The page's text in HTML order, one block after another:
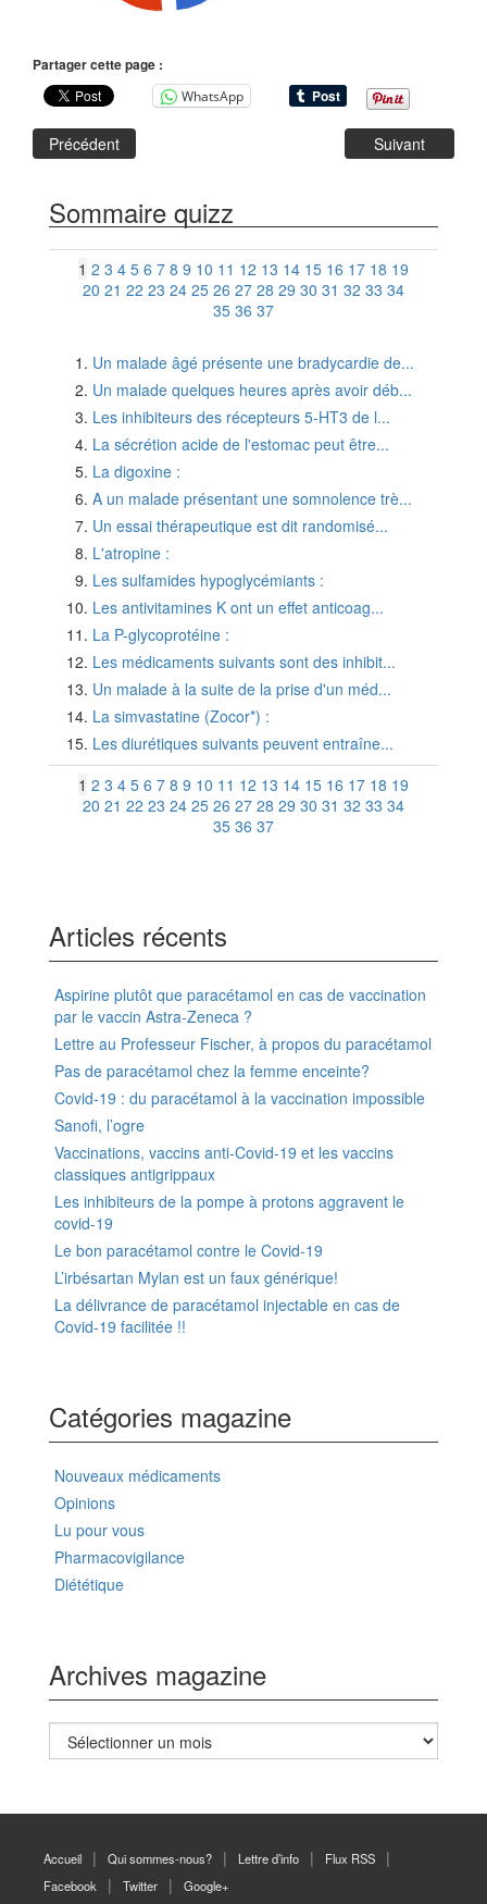
Partager cette page :
WhatsApp
Précédent Suivant
Sommaire quizz
1 2 3 4 5 6 7 8 9 10 11 12 13 14 15 16 17 18 19
20 21 22 23 24 25 26 27 28 29 30 31 32 33 34
35 36 37
Un malade âgé présente une bradycardie de...
Un malade quelques heures après avoir déb...
Les inhibiteurs des récepteurs 5-HT3 de l...
La sécrétion acide de l'estomac peut être...
La digoxine :
A un malade présentant une somnolence trè...
Un essai thérapeutique est dit randomisé...
L'atropine :
Les sulfamides hypoglycémiants :
Les antivitamines K ont un effet anticoag...
La P-glycoprotéine :
Les médicaments suivants sont des inhibit...
Un malade à la suite de la prise d'un méd...
La simvastatine (Zocor*) :
Les diurétiques suivants peuvent entraîne...
1 2 3 4 5 6 7 8 9 10 11 12 13 14 15 16 17 18 19
20 21 22 23 24 25 26 27 28 29 30 31 32 33 34
35 36 37
Articles récents
Aspirine plutôt que paracétamol en cas de vaccination
par le vaccin Astra-Zeneca ?
Lettre au Professeur Fischer, à propos du paracétamol
Pas de paracétamol chez la femme enceinte?
Covid-19 : du paracétamol à la vaccination impossible
Sanofi, l’ogre
Vaccinations, vaccins anti-Covid-19 et les vaccins
classiques antigrippaux
Les inhibiteurs de la pompe à protons aggravent le
covid-19
Le bon paracétamol contre le Covid-19
L’irbésartan Mylan est un faux générique!
La délivrance de paracétamol injectable en cas de
Covid-19 facilitée !!
Catégories magazine
Nouveaux médicaments
Opinions
Lu pour vous
Pharmacovigilance
Diététique
Archives magazine
Archives
magazine
Accueil Qui sommes-nous? Lettre d’info
Flux RSS
Facebook
Twitter Google+